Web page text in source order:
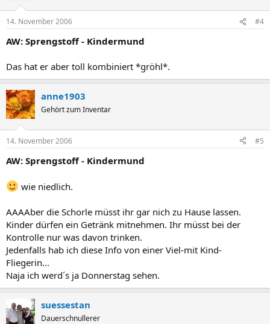
14. November 2006 #4
AW: Sprengstoff - Kindermund
Das hat er aber toll kombiniert *gröhl*.
anne1903
Gehört zum Inventar
14. November 2006 #5
AW: Sprengstoff - Kindermund
wie niedlich.
AAAAber die Schorle müsst ihr gar nich zu Hause lassen.
Kinder dürfen ein Getränk mitnehmen. Ihr müsst bei der
Kontrolle nur was davon trinken.
Jedenfalls hab ich diese Info von einer Viel-mit Kind-
Fliegerin...
Naja ich werd´s ja Donnerstag sehen.
suessestan
Dauerschnullerer